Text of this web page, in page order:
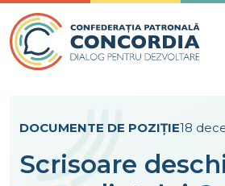
Skip to content
DOCUMENTE DE POZIȚIE18
Scrisoare